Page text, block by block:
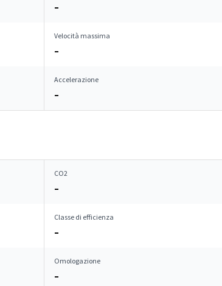
–
Velocità massima
–
Accelerazione
–
CO2
–
Classe di efficienza
–
Omologazione
–